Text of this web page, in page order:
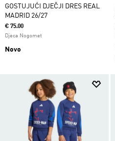
GOSTUJUĆI DJEČJI DRES REAL
MADRID 26/27
€ 75.00
Djeca Nogomet
Novo